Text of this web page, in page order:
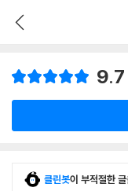
9.7
클린봇이 부적절한